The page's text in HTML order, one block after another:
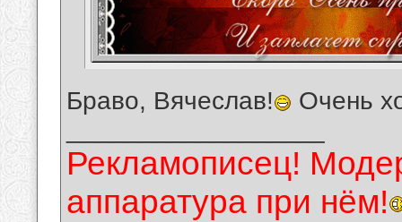
Браво, Вячеслав!
Очень
Рекламописец!
аппаратура при нём!